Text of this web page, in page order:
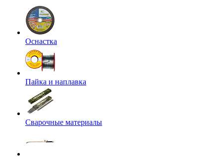
Оснастка
Пайка и наплавка
Сварочные материалы